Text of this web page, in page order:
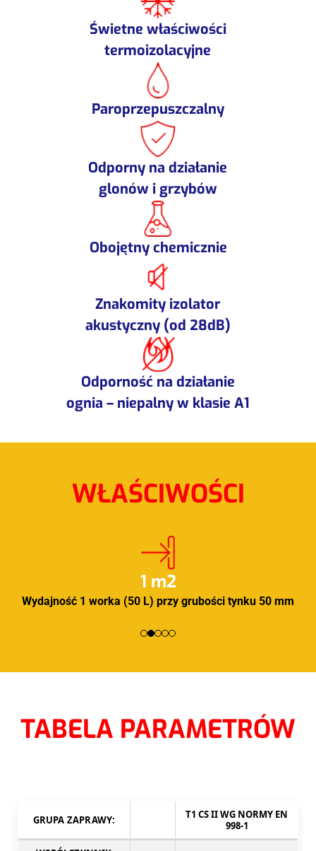
Świetne właściwości
termoizolacyjne
Paroprzepuszczalny
Odporny na działanie
glonów i grzybów
Obojętny chemicznie
Znakomity izolator
akustyczny (od 28dB)
Odporność na działanie
ognia – niepalny w klasie A1
WŁAŚCIWOŚCI
1 m2
Wydajność 1 worka (50 L) przy grubości tynku 50 mm
TABELA PARAMETRÓW
GRUPA ZAPRAWY:
T1 CS II WG NORMY EN
998-1